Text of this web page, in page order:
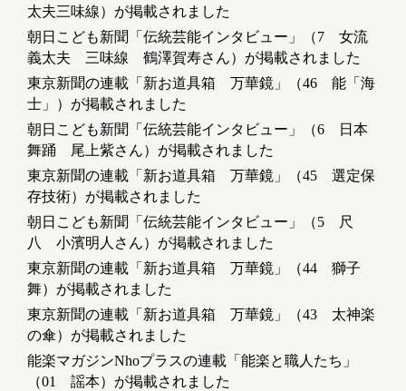
太夫三味線）が掲載されました
朝日こども新聞「伝統芸能インタビュー」（7 女流
義太夫 三味線 鶴澤賀寿さん）が掲載されました
東京新聞の連載「新お道具箱 万華鏡」（46 能「海
士」）が掲載されました
朝日こども新聞「伝統芸能インタビュー」（6 日本
舞踊 尾上紫さん）が掲載されました
東京新聞の連載「新お道具箱 万華鏡」（45 選定保
存技術）が掲載されました
朝日こども新聞「伝統芸能インタビュー」（5 尺
八 小濱明人さん）が掲載されました
東京新聞の連載「新お道具箱 万華鏡」（44 獅子
舞）が掲載されました
東京新聞の連載「新お道具箱 万華鏡」（43 太神楽
の傘）が掲載されました
能楽マガジンNhoプラスの連載「能楽と職人たち」
（01 謡本）が掲載されました